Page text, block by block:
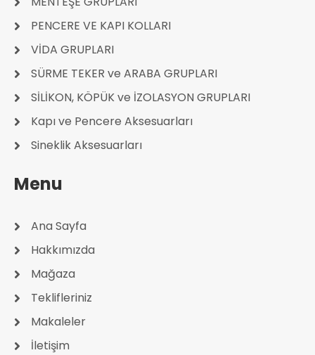
PENCERE VE KAPI KOLLARI
VİDA GRUPLARI
SÜRME TEKER ve ARABA GRUPLARI
SİLİKON, KÖPÜK ve İZOLASYON GRUPLARI
Kapı ve Pencere Aksesuarları
Sineklik Aksesuarları
Menu
Ana Sayfa
Hakkımızda
Mağaza
Teklifleriniz
Makaleler
İletişim